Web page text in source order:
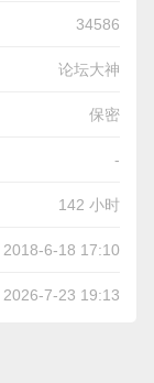
34586
论坛大神
保密
-
142 小时
2018-6-18 17:10
2026-7-23 19:13